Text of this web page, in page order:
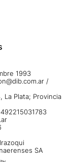
1993
/
La Plata; Provincia
SA